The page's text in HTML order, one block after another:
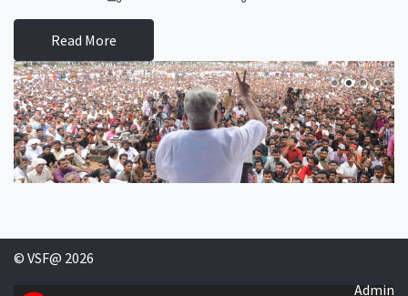
Read More
© VSF@ 2026
Admin